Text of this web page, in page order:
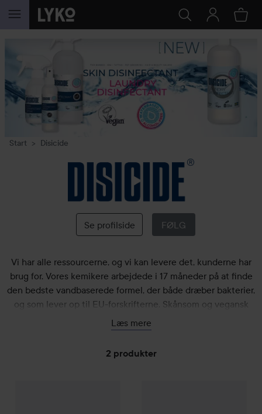
GÅ TIL INDHOLD
Start Disicide
Disicide
Se profilside FØLG
Vi har alle ressourcerne, og vi kan levere det, kunderne har
brug for. Vores kemikere arbejdede i 17 måneder på at finde
den bedste vandbaserede formel, der både dræber bakterier,
og som lever op til EU-forskrifterne. Skånsom og vegansk
desinfektion af værktøj og tilbehør.
Læs mere
2 produkter